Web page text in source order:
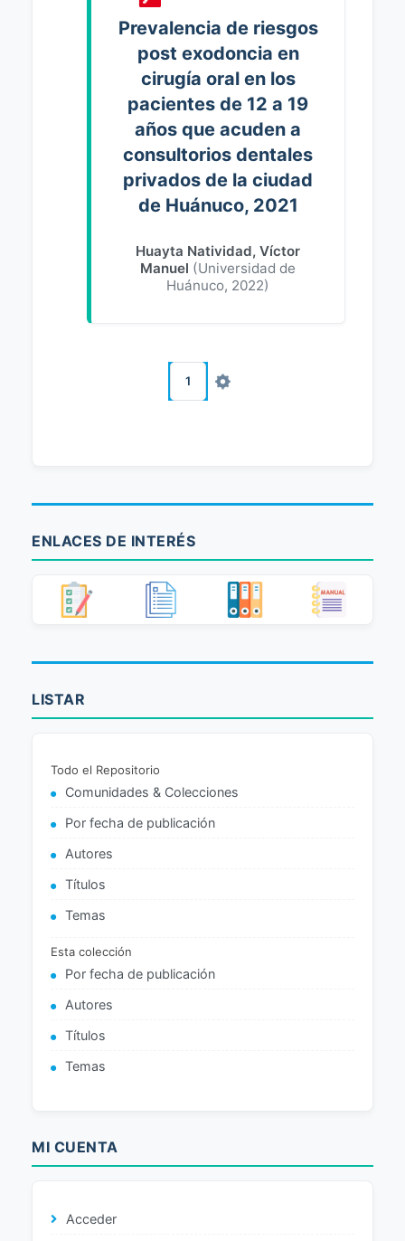
Prevalencia de riesgos
post exodoncia en
cirugía oral en los
pacientes de 12 a 19
años que acuden a
consultorios dentales
privados de la ciudad
de Huánuco, 2021
Huayta Natividad, Víctor
Manuel (Universidad de
Huánuco, 2022)
1
ENLACES DE INTERÉS
LISTAR
Todo el Repositorio
Comunidades & Colecciones
Por fecha de publicación
Autores
Títulos
Temas
Esta colección
Por fecha de publicación
Autores
Títulos
Temas
MI CUENTA
Acceder